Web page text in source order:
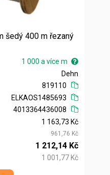
šedý 400 m řezaný
1 000 a více m
Dehn
819110
ELKAOS1485693
4013364436008
1 163,73 Kč
961,76 Kč
1 212,14 Kč
1 001,77 Kč